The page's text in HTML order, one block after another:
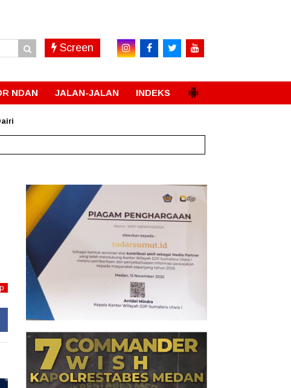
Screen
NDAN JALAN-JALAN INDEKS